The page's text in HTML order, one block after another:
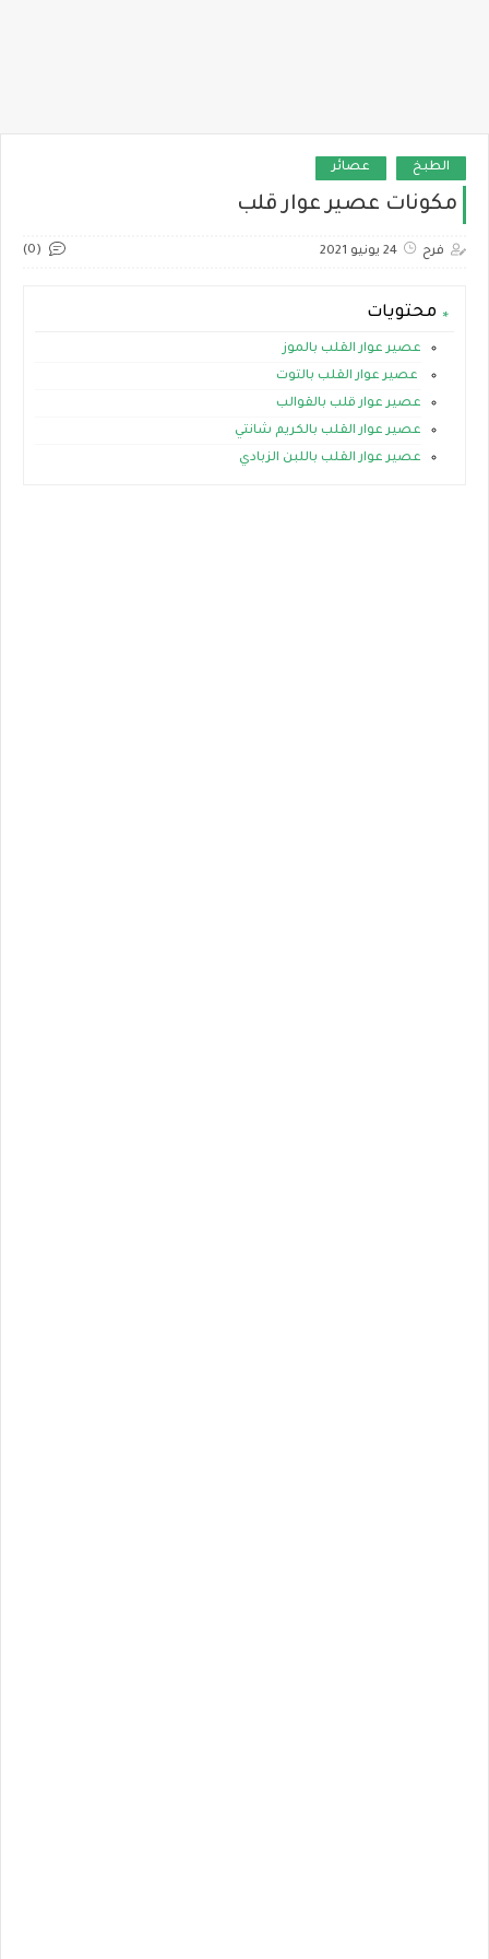
الطبخ عصائر
مكونات عصير عوار قلب
فرح 24 يونيو 2021 (0)
محتويات
عصير عوار القلب بالموز
عصير عوار القلب بالتوت
عصير عوار قلب بالقوالب
عصير عوار القلب بالكريم شانتي
عصير عوار القلب باللبن الزبادي